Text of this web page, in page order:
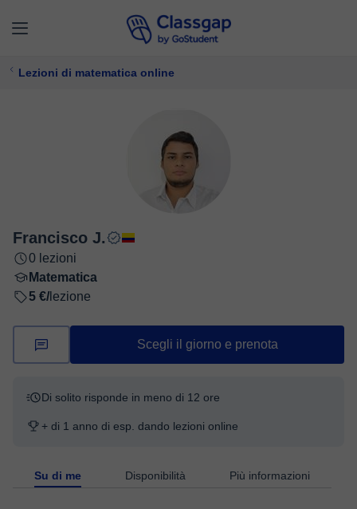
Lezioni di matematica online
Francisco J.
0 lezioni
Matematica
5 €/ lezione
Scegli il giorno e prenota
Di solito risponde in meno di 12 ore
+ di 1 anno di esp. dando lezioni online
Su di me Disponibilità Più informazioni